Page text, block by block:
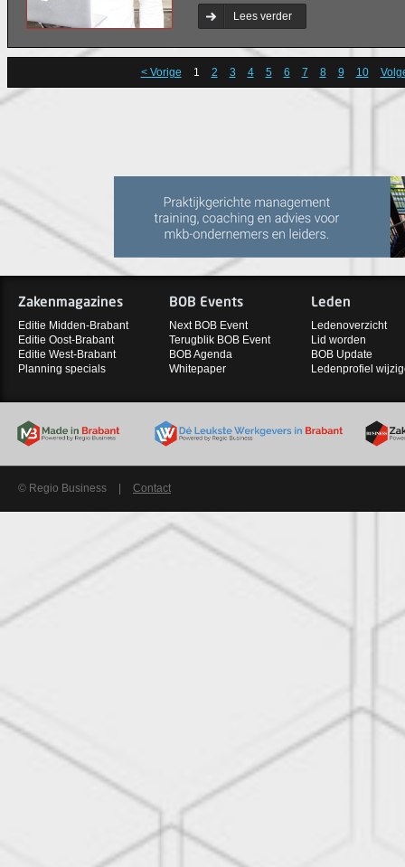
Afgelopen schooljaar startte de
afstudeerrichting ICT & Cyber
Lees verder
< Vorige 1 2 3 4 5 6 7 8 9 10
Zakenmagazines
Editie Midden-Brabant
Editie Oost-Brabant
Editie West-Brabant
Planning specials
BOB Events
Next BOB Event
Terugblik BOB Event
BOB Agenda
Whitepaper
Leden
Ledenoverzicht
Lid worden
BOB Update
Ledenprofiel
© Regio Business Contact